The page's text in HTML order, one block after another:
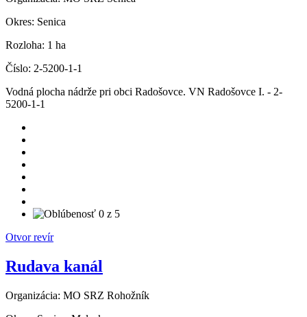
Okres: Senica
Rozloha: 1 ha
Číslo: 2-5200-1-1
Vodná plocha nádrže pri obci Radošovce. VN Radošovce I. - 2-
5200-1-1
Otvor revír
Rudava kanál
Organizácia: MO SRZ Rohožník